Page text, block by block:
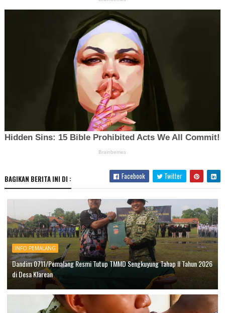
BAGIKAN BERITA INI DI : Facebook Twitter
INFO PEMALANG
Dandim 0711/Pemalang Resmi Tutup TMMD Sengkuyung Tahap II Tahun 2026
di Desa Klarean